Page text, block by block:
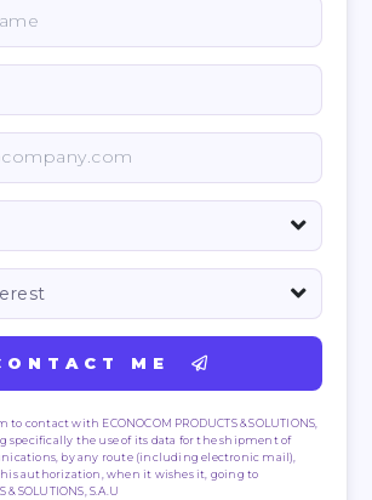
ME
contact with ECONOCOM PRODUCTS & SOLUTIONS,
specifically the use of its data for the shipment of
by any route (including electronic mail),
authorization, when it wishes it, going to
& SOLUTIONS, S.A.U